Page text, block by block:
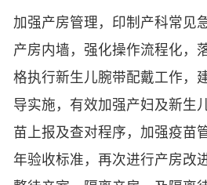
加强产房管理，印制产科常见
产房内墙，强化操作流程化，
格执行新生儿腕带配戴工作，
导实施，有效加强产妇及新生
苗上报及查对程序，加强疫苗
年验收标准，再次进行产房改